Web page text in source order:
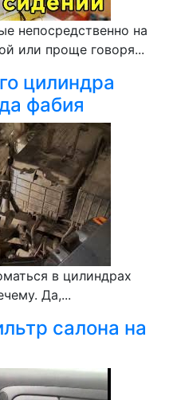
непосредственно на
или проще говоря...
цилиндра
фабия
в цилиндрах
Да,...
салона на